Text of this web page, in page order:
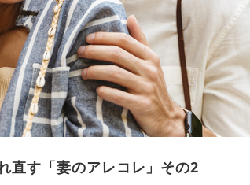
す「妻のアレコレ」その2